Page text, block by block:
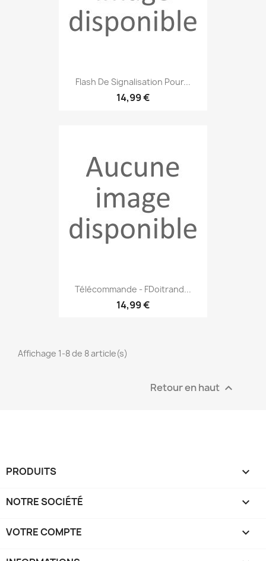
Flash De Signalisation Pour...
14,99 €
Télécommande - FDoitrand...
14,99 €
Affichage 1-8 de 8 article(s)
Retour en haut 
PRODUITS 
NOTRE SOCIÉTÉ 
VOTRE COMPTE 